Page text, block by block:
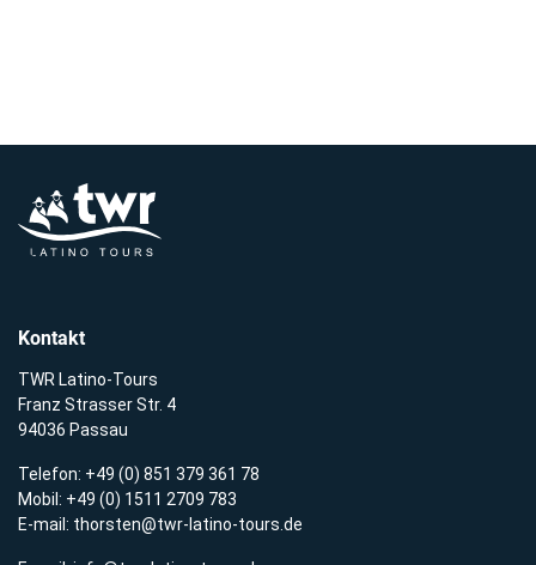
Kontakt
TWR Latino-Tours
Franz Strasser Str. 4
94036 Passau
Telefon: +49 (0) 851 379 361 78
Mobil: +49 (0) 1511 2709 783
E-mail: thorsten@twr-latino-tours.de